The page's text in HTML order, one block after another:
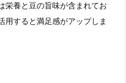
栄養と豆の旨味が含まれてお
用すると満足感がアップしま